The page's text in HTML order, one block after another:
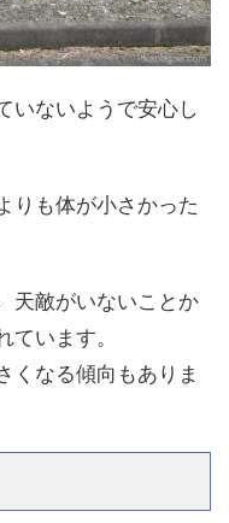
いないようで安心し
りも体が小さかった
天敵がいないことか
ています。
くなる傾向もありま